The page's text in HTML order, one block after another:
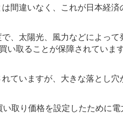
間違いなく、これが日本経済
、太陽光、風力などによって
取ることが保障されています
ていますが、大きな落とし穴
取り価格を設定したために電